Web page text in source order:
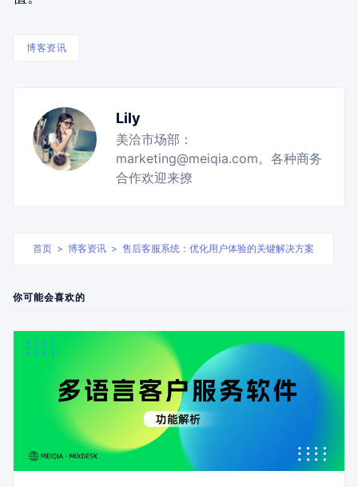
博客资讯
Lily
美洽市场部：
marketing@meiqia.com。各种商务
合作欢迎来撩
首页 > 博客资讯 > 售后客服系统：优化用户体验的关键解决方案
你可能会喜欢的